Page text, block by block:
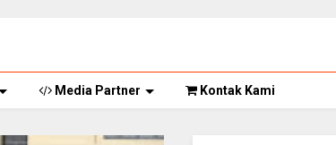
Media Partner Kontak Kami